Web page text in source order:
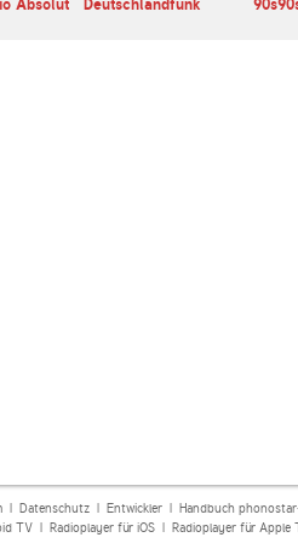
Absolut
Deutschlandfunk
| Datenschutz| Entwickler| Handbuch
TV| Radioplayer für iOS| Radioplayer für Apple